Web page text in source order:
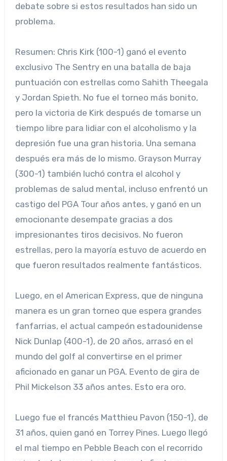
debate sobre si estos resultados han sido un
problema.
Resumen: Chris Kirk (100-1) ganó el evento
exclusivo The Sentry en una batalla de baja
puntuación con estrellas como Sahith Theegala
y Jordan Spieth. No fue el torneo más bonito,
pero la victoria de Kirk después de tomarse un
tiempo libre para lidiar con el alcoholismo y la
depresión fue una gran historia. Una semana
después era más de lo mismo. Grayson Murray
(300-1) también luchó contra el alcohol y
problemas de salud mental, incluso enfrentó un
castigo del PGA Tour años antes, y ganó en un
emocionante desempate gracias a dos
impresionantes tiros decisivos. No fueron
estrellas, pero la mayoría estuvo de acuerdo en
que fueron resultados realmente fantásticos.
Luego, en el American Express, que de ninguna
manera es un gran torneo que espera grandes
fanfarrias, el actual campeón estadounidense
Nick Dunlap (400-1), de 20 años, arrasó en el
mundo del golf al convertirse en el primer
aficionado en ganar un PGA. Evento de gira de
Phil Mickelson 33 años antes. Esto era oro.
Luego fue el francés Matthieu Pavon (150-1), de
31 años, quien ganó en Torrey Pines. Luego llegó
el mal tiempo en Pebble Beach con el recorrido